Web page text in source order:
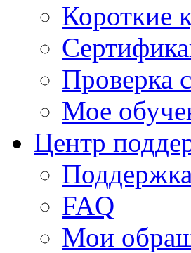
Короткие
Проверка
Мое
Центр
Поддержка
FAQ
Мои